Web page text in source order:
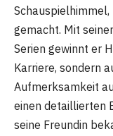
gemacht. Mit
Serien gewinnt er
Karriere, sondern
Aufmerksamkeit
einen detaillierten
seine Freundin